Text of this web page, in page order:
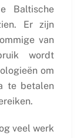
Baltische
Er zijn
van
wordt
om
te betalen
veel werk